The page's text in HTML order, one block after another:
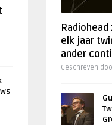
elk jaar
ander
Geschreven